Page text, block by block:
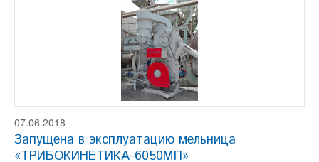
07.06.2018
Запущена в эксплуатацию мельница
«ТРИБОКИНЕТИКА-6050МП»